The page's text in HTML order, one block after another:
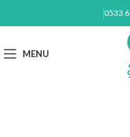
0533
MENU